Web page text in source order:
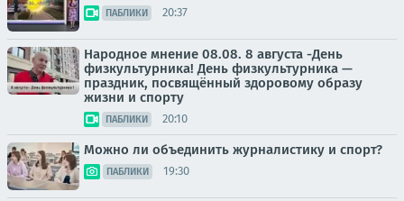
ПАБЛИКИ 20:37
Народное мнение 08.08. 8 августа -День
физкультурника! День физкультурника —
праздник, посвящённый здоровому образу
жизни и спорту
ПАБЛИКИ 20:10
Можно ли объединить журналистику и спорт?
ПАБЛИКИ 19:30